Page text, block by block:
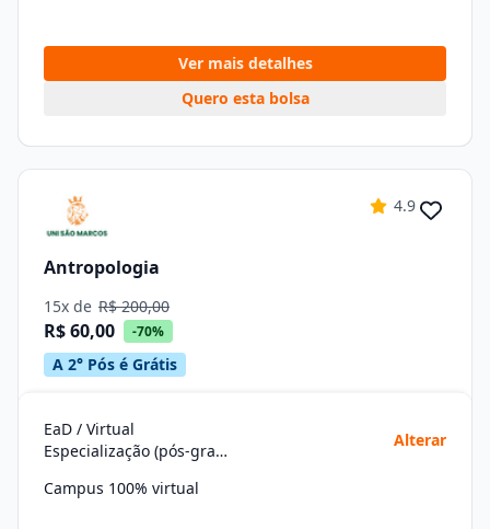
Ver mais detalhes
Quero esta bolsa
4.9
Antropologia
15x de R$ 200,00
R$ 60,00 -70%
A 2° Pós é Grátis
EaD / Virtual
Especialização (pós-graduação)
Alterar
Campus 100% virtual